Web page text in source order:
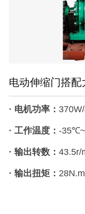
电动伸缩门搭配
· 电机功率：
· 工作温度： -
· 输出转数： 43.5r/
· 输出扭矩： 28N.m